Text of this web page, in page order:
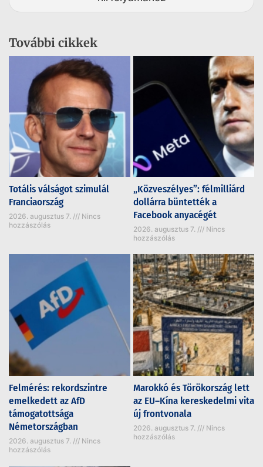
További cikkek
Totális válságot szimulál
Franciaország
2026. augusztus 7.
Nincs
hozzászólás
„Közveszélyes”: félmilliárd
dollárra büntették a
Facebook anyacégét
2026. augusztus 7.
Nincs
hozzászólás
Felmérés: rekordszintre
emelkedett az AfD
támogatottsága
Németországban
2026. augusztus 7.
Nincs
hozzászólás
Marokkó és Törökország lett
az EU–Kína kereskedelmi vita
új frontvonala
2026. augusztus 7.
Nincs
hozzászólás